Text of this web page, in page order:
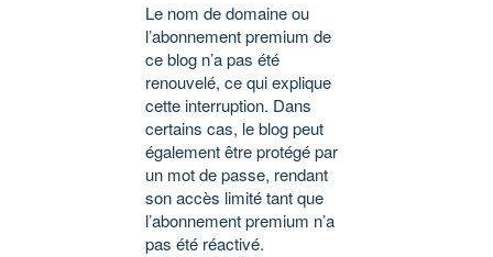
Le nom de domaine ou
l’abonnement premium de
ce blog n’a pas été
renouvelé, ce qui explique
cette interruption. Dans
certains cas, le blog peut
également être protégé par
un mot de passe, rendant
son accès limité tant que
l’abonnement premium n’a
pas été réactivé.